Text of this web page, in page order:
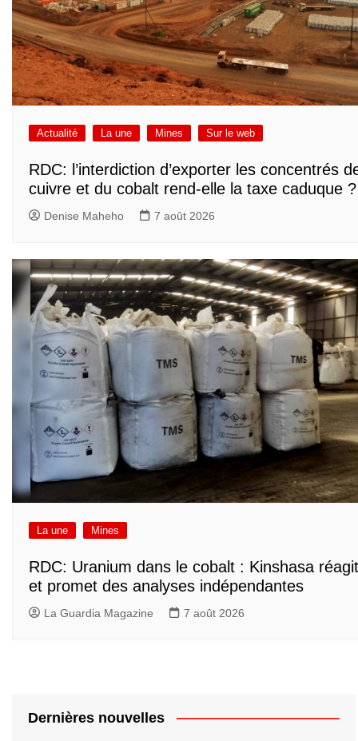
Actualité La une Mines Sur le web
RDC: l’interdiction d’exporter les concentrés
cuivre et du cobalt rend-elle la taxe caduque ?
Denise Maheho 7 août 2026
La une Mines
RDC: Uranium dans le cobalt : Kinshasa réagit
et promet des analyses indépendantes
La Guardia Magazine 7 août 2026
Dernières nouvelles